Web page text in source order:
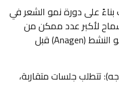
بناءً على دورة نمو الشعر في
لأكبر عدد ممكن من
بصيلات الشعر بالدخول في مرحلة النمو النشط (Anagen) قبل
تتطلب جلسات متقاربة،